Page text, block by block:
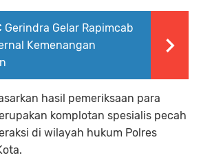
Gerindra Gelar Rapimcab
Kemenangan
hasil pemeriksaan para
komplotan spesialis pecah
di wilayah hukum Polres